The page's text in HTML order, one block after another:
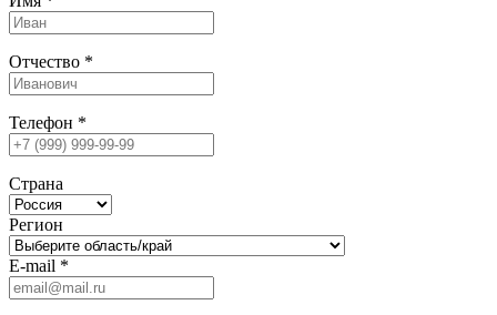
Отчество *
Телефон *
Страна
Регион
E-mail *